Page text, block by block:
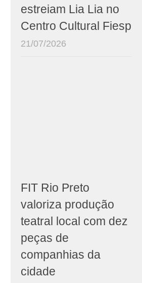
estreiam Lia Lia no
Centro Cultural Fiesp
21/07/2026
FIT Rio Preto
valoriza produção
teatral local com dez
peças de
companhias da
cidade